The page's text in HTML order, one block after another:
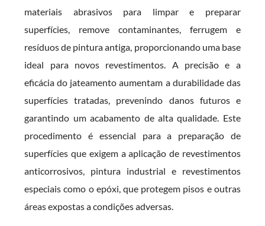
materiais abrasivos para limpar e preparar
superfícies, remove contaminantes, ferrugem e
resíduos de pintura antiga, proporcionando uma base
ideal para novos revestimentos. A precisão e a
eficácia do jateamento aumentam a durabilidade das
superfícies tratadas, prevenindo danos futuros e
garantindo um acabamento de alta qualidade. Este
procedimento é essencial para a preparação de
superfícies que exigem a aplicação de revestimentos
anticorrosivos, pintura industrial e revestimentos
especiais como o epóxi, que protegem pisos e outras
áreas expostas a condições adversas.